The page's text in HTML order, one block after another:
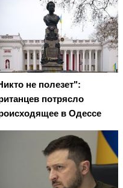
не полезет":
потрясло
в Одессе